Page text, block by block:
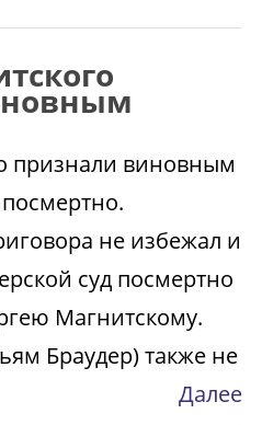
признали виновным
не избежал и
суд посмертно
Магнитскому.
Браудер) также не
Далее